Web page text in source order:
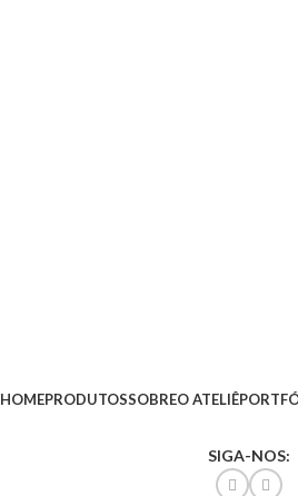
HOMEPRODUTOSSOBREO ATELIÊ
SIGA-NOS: